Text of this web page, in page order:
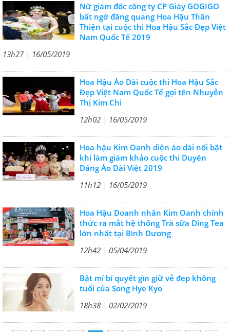
Nữ giám đốc công ty CP Giày GOGIGO
bất ngờ đăng quang Hoa Hậu Thân
Thiện tại cuộc thi Hoa Hậu Sắc Đẹp Việt
Nam Quốc Tế 2019
13h27 | 16/05/2019
Hoa Hậu Áo Dài cuộc thi Hoa Hậu Sắc
Đẹp Việt Nam Quốc Tế gọi tên Nhuyễn
Thị Kim Chi
12h02 | 16/05/2019
Hoa hậu Kim Oanh diện áo dài nổi bật
khi làm giám khảo cuộc thi Duyên
Dáng Áo Dài Việt 2019
11h12 | 16/05/2019
Hoa Hậu Doanh nhân Kim Oanh chính
thức ra mắt hệ thống Trà sữa Ding Tea
lớn nhất tại Bình Dương
12h42 | 05/04/2019
Bật mí bí quyết gìn giữ vẻ đẹp không
tuổi của Song Hye Kyo
18h38 | 02/02/2019